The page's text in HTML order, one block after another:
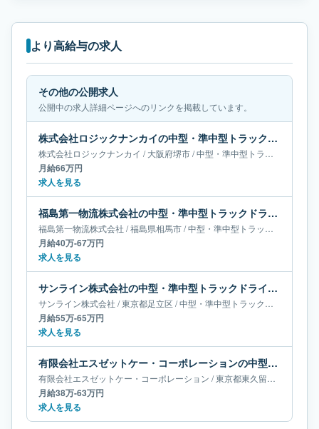
より高給与の求人
その他の公開求人
公開中の求人詳細ページへのリンクを掲載しています。
株式会社ロジックナンカイの中型・準中型トラックドライバー求人｜大阪府堺市｜月給66万円
株式会社ロジックナンカイ /大阪府堺市/中型・準中型トラックドライバー
月給66万円
求人を見る
福島第一物流株式会社の中型・準中型トラックドライバー求人｜福島県相馬市｜月給40万-67万円
福島第一物流株式会社 /福島県相馬市/中型・準中型トラックドライバー
月給40万-67万円
求人を見る
サンライン株式会社の中型・準中型トラックドライバー求人｜東京都足立区｜月給55万-65万円
サンライン株式会社 /東京都足立区 /中型・準中型トラックドライバー
月給55万-65万円
求人を見る
有限会社エスゼットケー・コーポレーションの中型・準中型トラックドライバー求人｜東京都東久留米市｜月給38万-63万円
有限会社エスゼットケー・コーポレーション /東京都東久留米市
月給38万-63万円
求人を見る